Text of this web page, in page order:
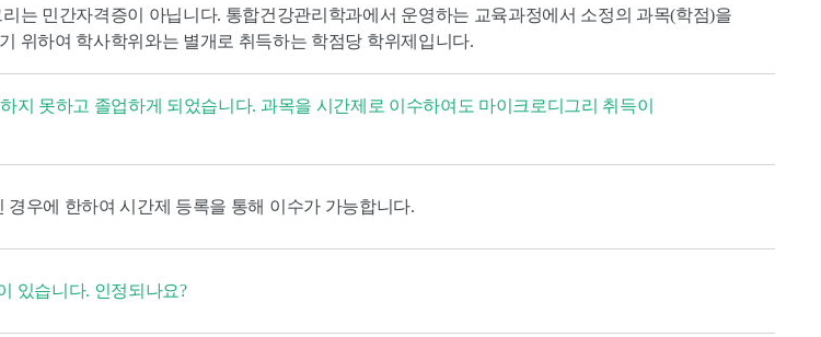
는 민간자격증이 아닙니다. 통합건강관리학과에서 운영하는 교육과정에서 소정의 과목(학점)을
위하여 학사학위와는 별개로 취득하는 학점당 학위제입니다.
지 못하고 졸업하게 되었습니다. 과목을 시간제로 이수하여도 마이크로디그리 취득이
경우에 한하여 시간제 등록을 통해 이수가 가능합니다.
있습니다. 인정되나요?